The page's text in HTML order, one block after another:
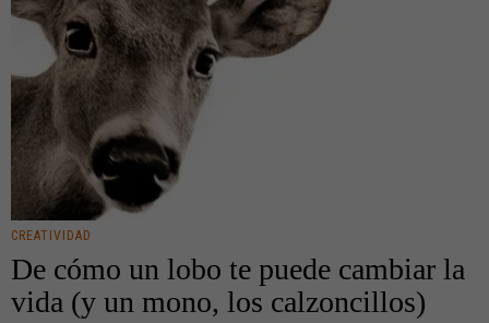
CREATIVIDAD
De cómo un lobo te puede cambiar la
vida (y un mono, los calzoncillos)